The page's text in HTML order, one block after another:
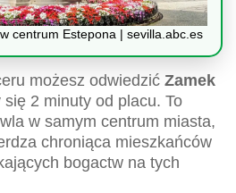
centrum Estepona | sevilla.abc.es
możesz odwiedzić Zamek
się 2 minuty od placu. To
w samym centrum miasta,
chroniąca mieszkańców
bogactw na tych